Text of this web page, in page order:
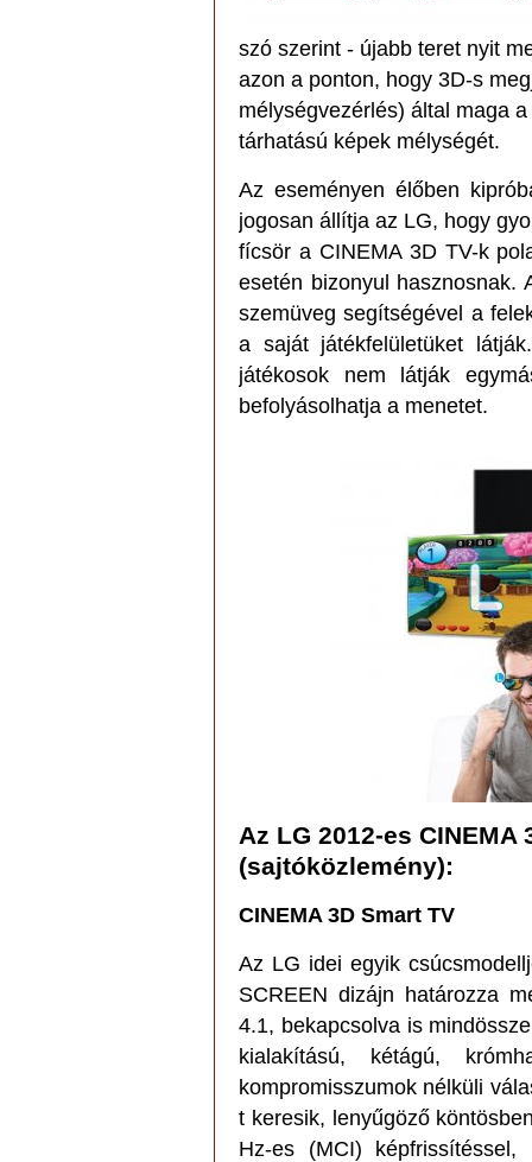
szó szerint - újabb teret nyit
azon a ponton, hogy 3D-s
mélységvezérlés) által maga
tárhatású képek mélységét.
Az eseményen élőben
jogosan állítja az LG, hogy
fícsör a CINEMA 3D TV-k
esetén bizonyul hasznosnak.
szemüveg segítségével a
a saját játékfelületüket
játékosok nem látják
befolyásolhatja a menetet.
Az LG 2012-es
(sajtóközlemény):
CINEMA 3D Smart TV
Az LG idei egyik
SCREEN dizájn határozza
4.1, bekapcsolva is
kialakítású, kétágú,
kompromisszumok nélküli
t keresik, lenyűgöző
Hz-es (MCI)